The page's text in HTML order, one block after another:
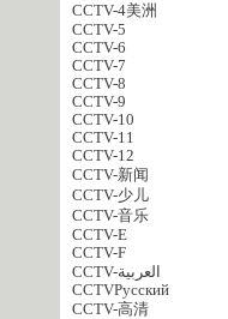
CCTV-4美洲
CCTV-5
CCTV-6
CCTV-7
CCTV-8
CCTV-9
CCTV-10
CCTV-11
CCTV-12
CCTV-新闻
CCTV-少儿
CCTV-音乐
CCTV-E
CCTV-F
CCTV-العربية
CCTVPусский
CCTV-高清